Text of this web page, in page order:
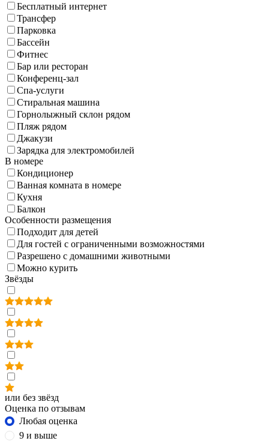
Бесплатный интернет
Трансфер
Парковка
Бассейн
Фитнес
Бар или ресторан
Конференц-зал
Спа-услуги
Стиральная машина
Горнолыжный склон рядом
Пляж рядом
Джакузи
Зарядка для электромобилей
В номере
Кондиционер
Ванная комната в номере
Кухня
Балкон
Особенности размещения
Подходит для детей
Для гостей с ограниченными возможностями
Разрешено с домашними животными
Можно курить
Звёзды
или без звёзд
Оценка по отзывам
Любая оценка
9 и выше